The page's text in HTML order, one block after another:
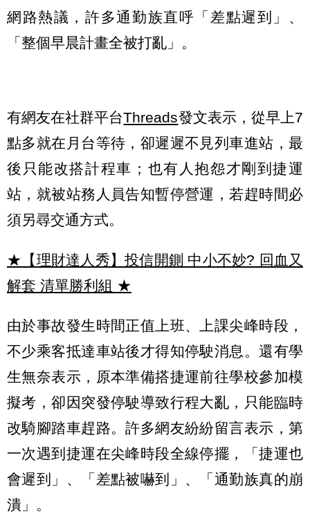
網路熱議，許多通勤族直呼「差點遲到」、
「整個早晨計畫全被打亂」。
有網友在社群平台Threads發文表示，從早上7
點多就在月台等待，卻遲遲不見列車進站，最
後只能改搭計程車；也有人抱怨才剛到捷運
站，就被站務人員告知暫停營運，若趕時間必
須另尋交通方式。
★【理財達人秀】投信開鍘 中小不妙? 回血又
解套 清單勝利組 ★
由於事故發生時間正值上班、上課尖峰時段，
不少乘客抵達車站後才得知停駛消息。還有學
生無奈表示，原本準備搭捷運前往學校參加模
擬考，卻因突發停駛導致行程大亂，只能臨時
改騎腳踏車趕路。許多網友紛紛留言表示，第
一次遇到捷運在尖峰時段全線停擺，「捷運也
會遲到」、「差點被嚇到」、「通勤族真的崩
潰」。